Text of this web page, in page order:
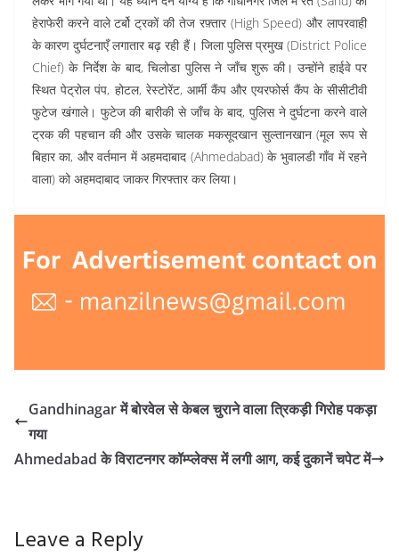
हेराफेरी करने वाले टर्बो ट्रकों की तेज रफ़्तार (High Speed) और लापरवाही
के कारण दुर्घटनाएँ लगातार बढ़ रही हैं। जिला पुलिस प्रमुख (District Police
Chief) के निर्देश के बाद, चिलोडा पुलिस ने जाँच शुरू की। उन्होंने हाईवे पर
स्थित पेट्रोल पंप, होटल, रेस्टोरेंट, आर्मी कैंप और एयरफोर्स कैंप के सीसीटीवी
फुटेज खंगाले। फुटेज की बारीकी से जाँच के बाद, पुलिस ने दुर्घटना करने वाले
ट्रक की पहचान की और उसके चालक मकसूदखान सुल्तानखान (मूल रूप से
बिहार का, और वर्तमान में अहमदाबाद (Ahmedabad) के भुवालडी गाँव में रहने
वाला) को अहमदाबाद जाकर गिरफ्तार कर लिया।
Gandhinagar में बोरवेल से केबल चुराने वाला त्रिकड़ी गिरोह पकड़ा
गया
Ahmedabad के विराटनगर कॉम्प्लेक्स में लगी आग, कई दुकानें चपेट में
Leave a Reply